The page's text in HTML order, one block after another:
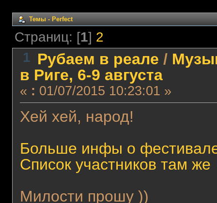
Темы - Perfect
Страниц: [1] 2
1 Рубаем в реале /
в Риге, 6-9 августа
« : 01/07/2015 10:23:01 »
Хей хей, народ!
Больше инфы о
Список участников там же
Милости прошу ))